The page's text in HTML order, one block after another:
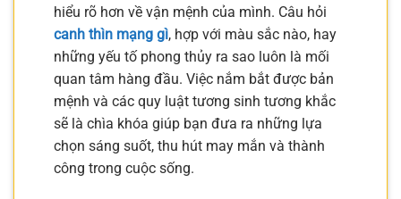
hiểu rõ hơn về vận mệnh của mình. Câu hỏi
canh thìn mạng gì, hợp với màu sắc nào, hay
những yếu tố phong thủy ra sao luôn là mối
quan tâm hàng đầu. Việc nắm bắt được bản
mệnh và các quy luật tương sinh tương khắc
sẽ là chìa khóa giúp bạn đưa ra những lựa
chọn sáng suốt, thu hút may mắn và thành
công trong cuộc sống.